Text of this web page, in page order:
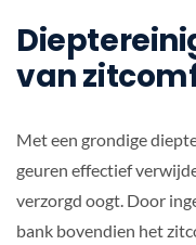
van
Met een grondige
geuren effectief
verzorgd oogt. Door
bank bovendien het